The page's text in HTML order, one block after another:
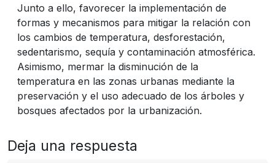
Junto a ello, favorecer la implementación de
formas y mecanismos para mitigar la relación con
los cambios de temperatura, desforestación,
sedentarismo, sequía y contaminación atmosférica.
Asimismo, mermar la disminución de la
temperatura en las zonas urbanas mediante la
preservación y el uso adecuado de los árboles y
bosques afectados por la urbanización.
Deja una respuesta